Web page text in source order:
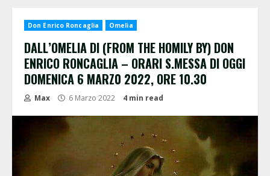
Don Enrico Roncaglia Omelia
DALL’OMELIA DI (FROM THE HOMILY BY) DON
ENRICO RONCAGLIA – ORARI S.MESSA DI OGGI
DOMENICA 6 MARZ0 2022, ORE 10.30
Max 6 Marzo 2022 4 min read